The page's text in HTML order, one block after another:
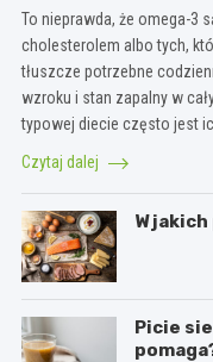
To nieprawda, że omega-3
cholesterolem albo tych,
tłuszcze potrzebne
wzroku i stan zapalny w
typowej diecie często jest
Czytaj dalej
W
Picie